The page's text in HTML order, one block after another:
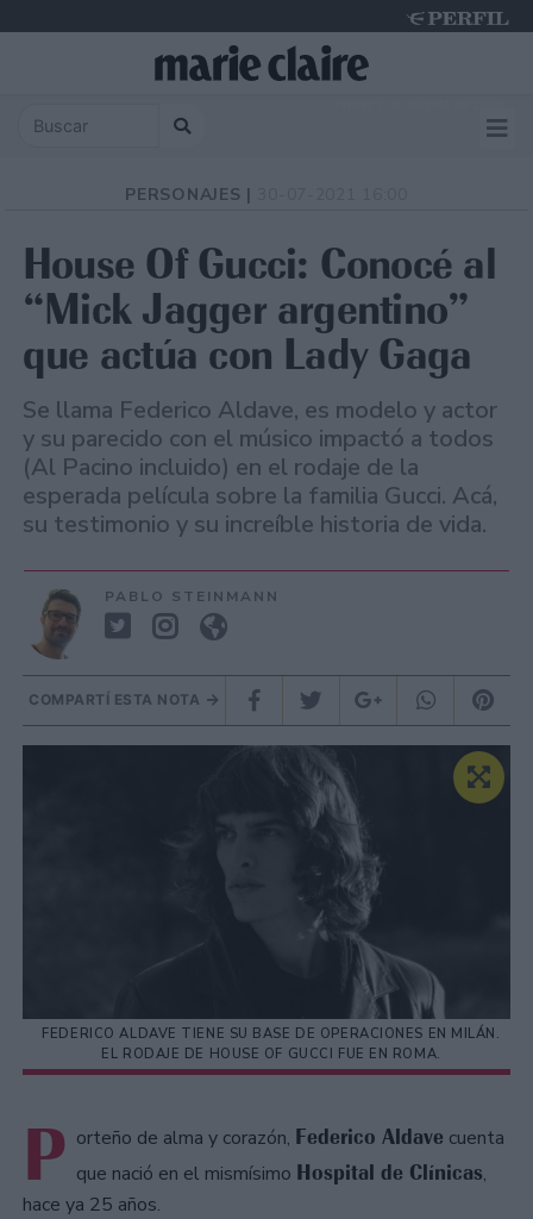
PERSONAJES |
House Of Gucci: Conocé al
“Mick Jagger argentino”
que actúa con Lady Gaga
Se llama Federico Aldave, es modelo y actor
y su parecido con el músico impactó a todos
(Al Pacino incluido) en el rodaje de la
esperada película sobre la familia Gucci. Acá,
su testimonio y su increíble historia de vida.
PABLO STEINMANN
COMPARTÍ ESTA NOTA
FEDERICO ALDAVE TIENE SU BASE DE OPERACIONES EN MILÁN.
EL RODAJE DE HOUSE OF GUCCI FUE EN ROMA.
P orteño de alma y corazón, Federico Aldave cuenta
que nació en el mismísimo Hospital de Clínicas,
hace ya 25 años.